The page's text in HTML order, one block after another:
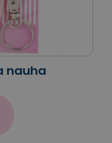
nauha